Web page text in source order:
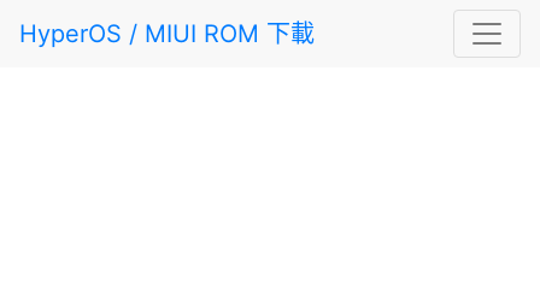
HyperOS / MIUI ROM 下載